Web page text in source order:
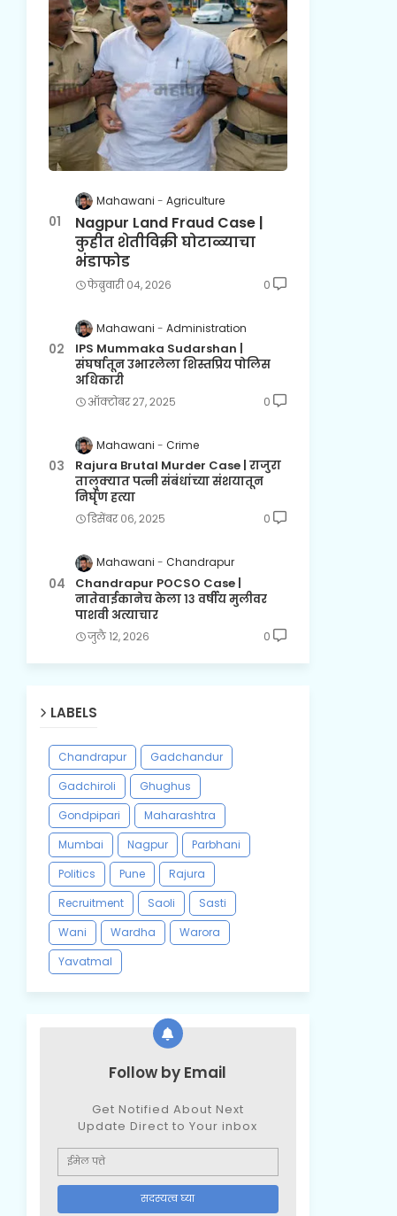
Mahawani Agriculture
Nagpur Land Fraud Case |
कुहीत शेतीविक्री घोटाळ्याचा
भंडाफोड
फेब्रुवारी ०४, २०२६ 0
Mahawani Administration
IPS Mummaka Sudarshan |
संघर्षातून उभारलेला शिस्तप्रिय पोलिस
अधिकारी
ऑक्टोबर २७, २०२५ 0
Mahawani Crime
Rajura Brutal Murder Case | राजुरा
तालुक्यात पत्नी संबंधांच्या संशयातून
निर्घृण हत्या
डिसेंबर ०६, २०२५ 0
Mahawani Chandrapur
Chandrapur POCSO Case |
नातेवाईकानेच केला १३ वर्षीय मुलीवर
पाशवी अत्याचार
जुलै १२, २०२६ 0
LABELS
Chandrapur
Gadchandur
Gadchiroli
Ghughus
Gondpipari
Maharashtra
Mumbai
Nagpur
Parbhani
Politics
Pune
Rajura
Recruitment
Saoli
Sasti
Wani
Wardha
Warora
Yavatmal
Follow by Email
Get Notified About Next
Update Direct to Your inbox